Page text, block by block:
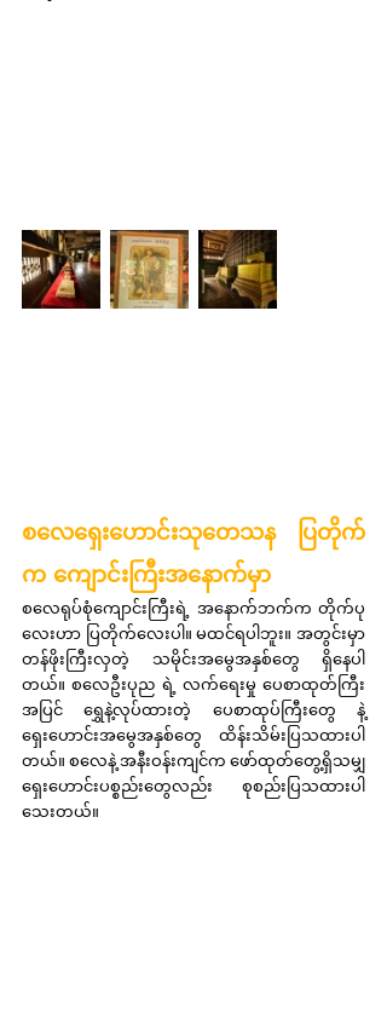
စလေရှေးဟောင်းသုတေသန ပြတိုက်
က ကျောင်းကြီးအနောက်မှာ
စလေရုပ်စုံကျောင်းကြီးရဲ့ အနောက်ဘက်က တိုက်ပု
လေးဟာ ပြတိုက်လေးပါ။ မထင်ရပါဘူး။ အတွင်းမှာ
တန်ဖိုးကြီးလှတဲ့ သမိုင်းအမွေအနှစ်တွေ ရှိနေပါ
တယ်။ စလေဦးပုည ရဲ့ လက်ရေးမှု ပေစာထုတ်ကြီး
အပြင် ရွှေနဲ့လုပ်ထားတဲ့ ပေစာထုပ်ကြီးတွေ နဲ့
ရှေးဟောင်းအမွေအနှစ်တွေ ထိန်းသိမ်းပြသထားပါ
တယ်။ စလေနဲ့ အနီးဝန်းကျင်က ဖော်ထုတ်တွေ့ရှိသမျှ
ရှေးဟောင်းပစ္စည်းတွေလည်း စုစည်းပြသထားပါ
သေးတယ်။